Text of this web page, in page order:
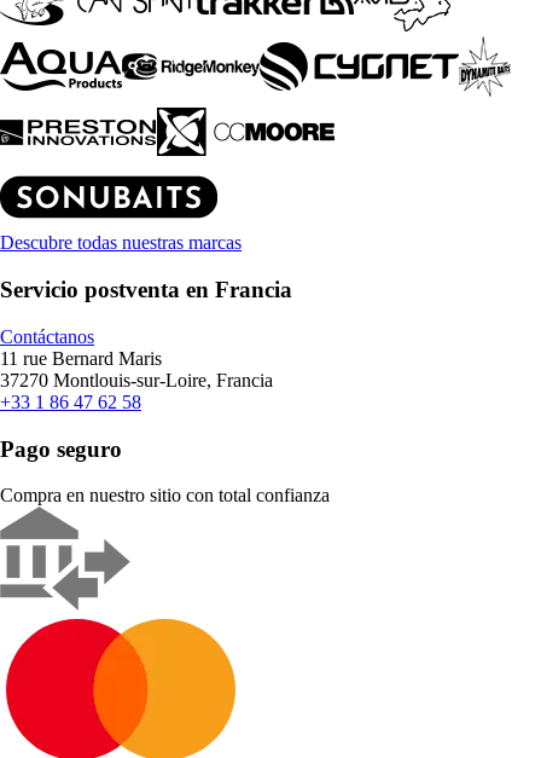
Descubre todas nuestras marcas
Servicio postventa en Francia
Contáctanos
11 rue Bernard Maris
37270 Montlouis-sur-Loire, Francia
+33 1 86 47 62 58
Pago seguro
Compra en nuestro sitio con total confianza